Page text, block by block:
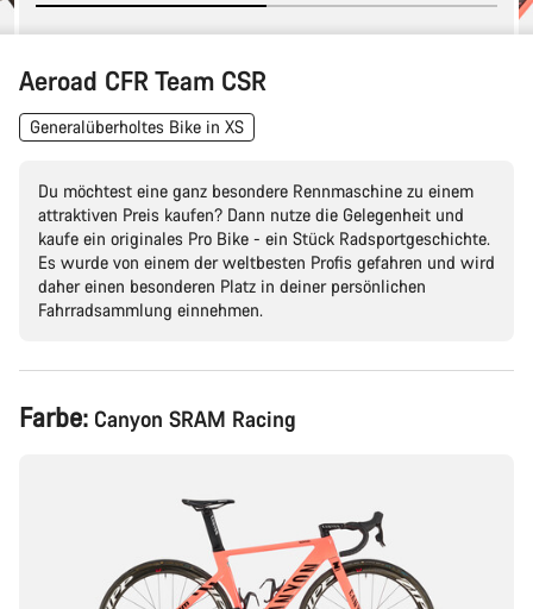
Aeroad CFR Team CSR
Generalüberholtes Bike in XS
Du möchtest eine ganz besondere Rennmaschine zu einem
attraktiven Preis kaufen? Dann nutze die Gelegenheit und
kaufe ein originales Pro Bike - ein Stück Radsportgeschichte.
Es wurde von einem der weltbesten Profis gefahren und wird
daher einen besonderen Platz in deiner persönlichen
Fahrradsammlung einnehmen.
Produktkonfiguration
Farbe: Canyon SRAM Racing